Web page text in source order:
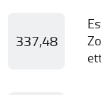
337,48